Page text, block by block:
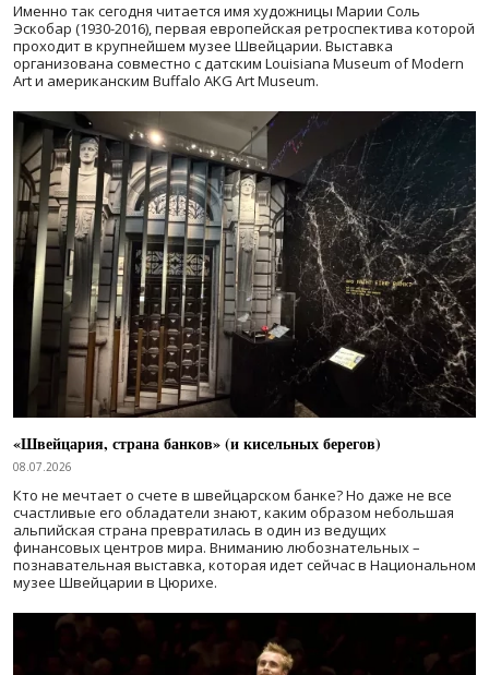
Именно так сегодня читается имя художницы Марии Соль
Эскобар (1930-2016), первая европейская ретроспектива которой
проходит в крупнейшем музее Швейцарии. Выставка
организована совместно с датским Louisiana Museum of Modern
Art и американским Buffalo AKG Art Museum.
«Швейцария, страна банков» (и кисельных берегов)
08.07.2026
Кто не мечтает о счете в швейцарском банке? Но даже не все
счастливые его обладатели знают, каким образом небольшая
альпийская страна превратилась в один из ведущих
финансовых центров мира. Вниманию любознательных –
познавательная выставка, которая идет сейчас в Национальном
музее Швейцарии в Цюрихе.